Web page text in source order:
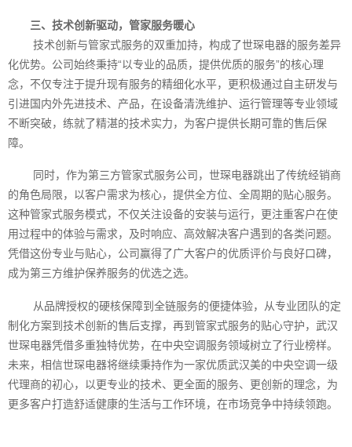
三、技术创新驱动，管家服务暖心
技术创新与管家式服务的双重加持，构成了世琛电器的服务差异
化优势。公司始终秉持“以专业的品质，提供优质的服务”的核心理
念，不仅专注于提升现有服务的精细化水平，更积极通过自主研发与
引进国内外先进技术、产品，在设备清洗维护、运行管理等专业领域
不断突破，练就了精湛的技术实力，为客户提供长期可靠的售后保
障。
同时，作为第三方管家式服务公司，世琛电器跳出了传统经销商
的角色局限，以客户需求为核心，提供全方位、全周期的贴心服务。
这种管家式服务模式，不仅关注设备的安装与运行，更注重客户在使
用过程中的体验与需求，及时响应、高效解决客户遇到的各类问题。
凭借这份专业与贴心，公司赢得了广大客户的优质评价与良好口碑，
成为第三方维护保养服务的优选之选。
从品牌授权的硬核保障到全链服务的便捷体验，从专业团队的定
制化方案到技术创新的售后支撑，再到管家式服务的贴心守护，武汉
世琛电器凭借多重独特优势，在中央空调服务领域树立了行业榜样。
未来，相信世琛电器将继续秉持作为一家优质武汉美的中央空调一级
代理商的初心，以更专业的技术、更全面的服务、更创新的理念，为
更多客户打造舒适健康的生活与工作环境，在市场竞争中持续领跑。‍